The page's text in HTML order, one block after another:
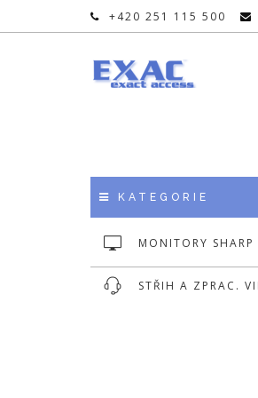
+420 251 115 500
KATEGORIE
MONITORY SHARP
STŘIH A ZPRAC.